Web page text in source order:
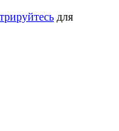
для